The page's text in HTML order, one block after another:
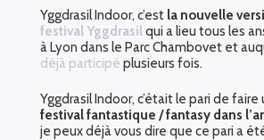
Yggdrasil Indoor, c’est la nouvelle
festival Yggdrasilqui a lieu tous les
à Lyon dans le Parc Chambovet et
déjà participé plusieurs fois.
Yggdrasil Indoor, c’était le pari de faire
festival fantastique / fantasy dans
je peux déjà vous dire que ce pari a